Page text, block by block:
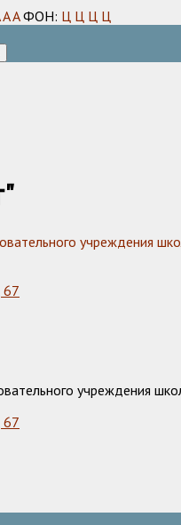
AA ФОН: Ц Ц Ц Ц
учреждения
67
учреждения
67